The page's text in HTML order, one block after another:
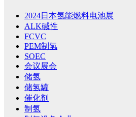
2024日本氢能燃料电池展
ALK碱性
FCVC
PEM制氢
SOEC
会议展会
储氢
储氢罐
催化剂
制氢